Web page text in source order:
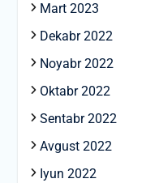
Mart 2023
Dekabr 2022
Noyabr 2022
Oktabr 2022
Sentabr 2022
Avgust 2022
Iyun 2022